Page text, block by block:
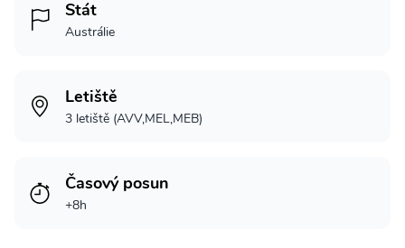
Stát
Austrálie
Letiště
3 letiště (AVV,MEL,MEB)
Časový posun
+8h